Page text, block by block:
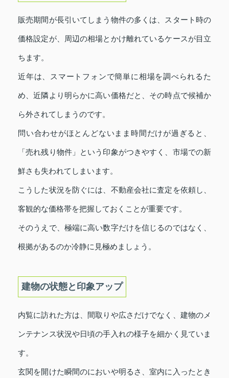
販売期間が長引いてしまう物件の多くは、スタート時の
価格設定が、周辺の相場とかけ離れているケースが目立
ちます。
近年は、スマートフォンで簡単に相場を調べられるた
め、近隣より明らかに高い価格だと、その時点で候補か
ら外されてしまうのです。
問い合わせがほとんどないまま時間だけが過ぎると、
「売れ残り物件」という印象がつきやすく、市場での新
鮮さも失われてしまいます。
こうした状況を防ぐには、不動産会社に査定を依頼し、
客観的な価格帯を把握しておくことが重要です。
そのうえで、極端に高い数字だけを信じるのではなく、
根拠があるのか冷静に見極めましょう。
建物の状態と印象アップ
内覧に訪れた方は、間取りや広さだけでなく、建物のメ
ンテナンス状況や日頃の手入れの様子を細かく見ていま
す。
玄関を開けた瞬間のにおいや明るさ、室内に入ったとき